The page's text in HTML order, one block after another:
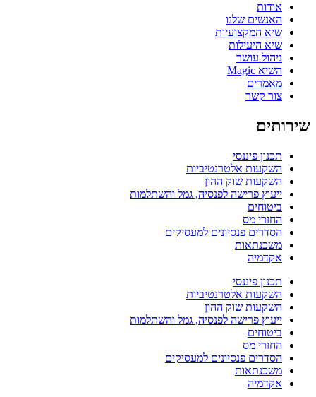
אודות
האנשים שלנו
שיא המקצועיות
שיא היעילות
ניהול עושר
השיא Magic
מאמרים
צור קשר
שירותים
תכנון פיננסי
השקעות אלטרנטיביות
השקעות שוק ההון
ייעוץ פרישה לפנסיה, גמל והשתלמות
ביטוחים
החזרי מס
הסדרים פנסיונים למעסיקים
משכנתאות
אקדמיה
תכנון פיננסי
השקעות אלטרנטיביות
השקעות שוק ההון
ייעוץ פרישה לפנסיה, גמל והשתלמות
ביטוחים
החזרי מס
הסדרים פנסיונים למעסיקים
משכנתאות
אקדמיה